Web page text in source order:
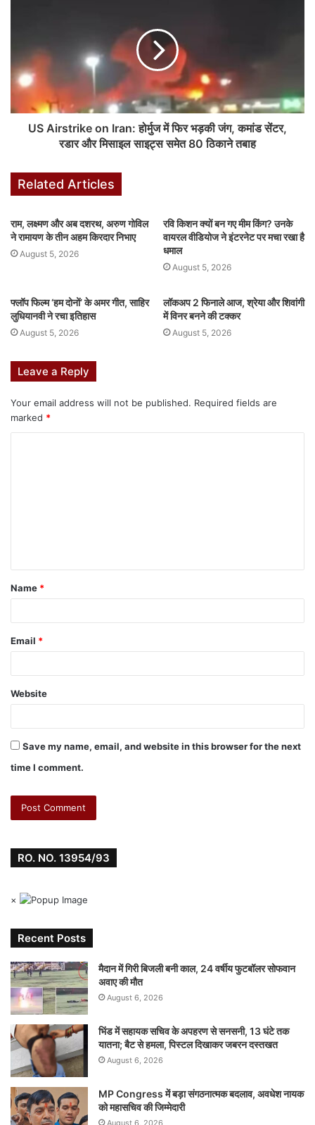
e
b
o
o
k
A
p
p
e
dI
n
s
e
n
g
er
bl
r
st
US Airstrike on Iran: होर्मुज में फिर भड़की जंग, कमांड सेंटर,
रडार और मिसाइल साइट्स समेत 80 ठिकाने तबाह
Related Articles
राम, लक्ष्मण और अब दशरथ, अरुण गोविल
ने रामायण के तीन अहम किरदार निभाए
August 5, 2026
रवि किशन क्यों बन गए मीम किंग? उनके
वायरल वीडियोज ने इंटरनेट पर मचा रखा है
धमाल
August 5, 2026
फ्लॉप फिल्म ‘हम दोनों’ के अमर गीत, साहिर
लुधियानवी ने रचा इतिहास
August 5, 2026
लॉकअप 2 फिनाले आज, श्रेया और शिवांगी
में विनर बनने की टक्कर
August 5, 2026
Leave a Reply
Your email address will not be published. Required fields are
marked *
Name *
Email *
Website
Save my name, email, and website in this browser for the next
time I comment.
RO. NO. 13954/93
×
Recent Posts
मैदान में गिरी बिजली बनी काल, 24 वर्षीय फुटबॉलर सोफवान
अवाए की मौत
August 6, 2026
भिंड में सहायक सचिव के अपहरण से सनसनी, 13 घंटे तक
यातना; बैट से हमला, पिस्टल दिखाकर जबरन दस्तखत
August 6, 2026
MP Congress में बड़ा संगठनात्मक बदलाव, अवधेश नायक
को महासचिव की जिम्मेदारी
August 6, 2026